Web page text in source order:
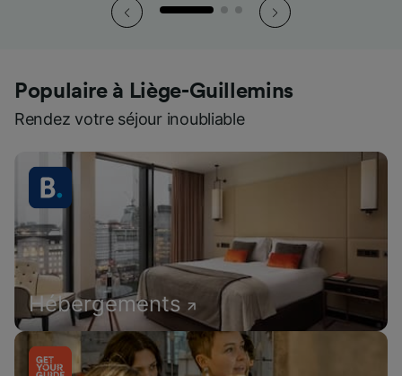
Populaire à Liège-Guillemins
Rendez votre séjour inoubliable
Hébergements